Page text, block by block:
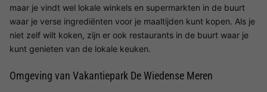
maar je vindt wel lokale winkels en supermarkten in de buurt
waar je verse ingrediënten voor je maaltijden kunt kopen. Als je
niet zelf wilt koken, zijn er ook restaurants in de buurt waar je
kunt genieten van de lokale keuken.
Omgeving van Vakantiepark De Wiedense Meren